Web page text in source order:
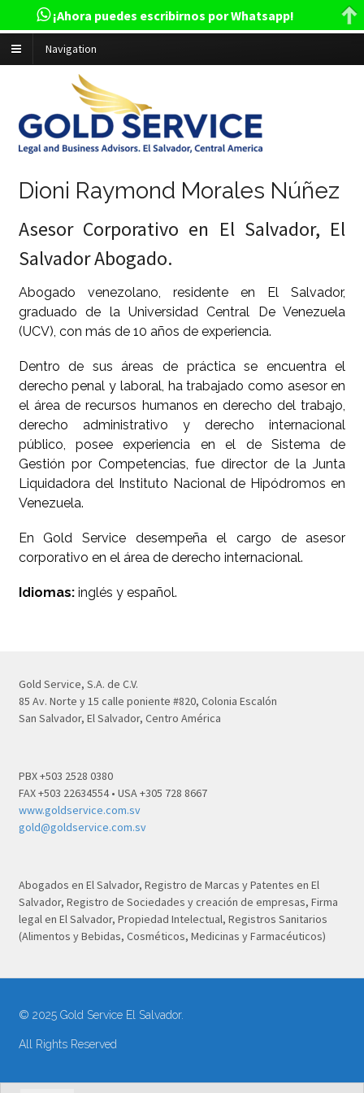
Navigation
Dioni Raymond Morales Núñez
Asesor Corporativo en El Salvador, El
Salvador Abogado.
Abogado venezolano, residente en El Salvador,
graduado de la Universidad Central De Venezuela
(UCV), con más de 10 años de experiencia.
Dentro de sus áreas de práctica se encuentra el
derecho penal y laboral, ha trabajado como asesor en
el área de recursos humanos en derecho del trabajo,
derecho administrativo y derecho internacional
público, posee experiencia en el de Sistema de
Gestión por Competencias, fue director de la Junta
Liquidadora del Instituto Nacional de Hipódromos en
Venezuela.
En Gold Service desempeña el cargo de asesor
corporativo en el área de derecho internacional.
Idiomas:inglés y español.
Gold Service, S.A. de C.V.
85 Av. Norte y 15 calle poniente #820, Colonia Escalón
San Salvador, El Salvador, Centro América
PBX +503 2528 0380
FAX +503 22634554 • USA +305 728 8667
www.goldservice.com.sv
gold@goldservice.com.sv
Abogados en El Salvador, Registro de Marcas y Patentes en El
Salvador, Registro de Sociedades y creación de empresas, Firma
legal en El Salvador, Propiedad Intelectual, Registros Sanitarios
(Alimentos y Bebidas, Cosméticos, Medicinas y Farmacéuticos)
© 2025 Gold Service El Salvador.
All Rights Reserved
¡Ahora puedes escribirnos por Whatsapp!